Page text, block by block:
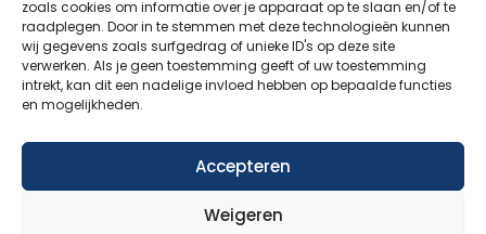
zoals cookies om informatie over je apparaat op te slaan en/of te
raadplegen. Door in te stemmen met deze technologieën kunnen
wij gegevens zoals surfgedrag of unieke ID's op deze site
verwerken. Als je geen toestemming geeft of uw toestemming
intrekt, kan dit een nadelige invloed hebben op bepaalde functies
en mogelijkheden.
Accepteren
Weigeren
Contact
Abonneer op onze nieuwsbrief
Aanmelden nieuwsbrief